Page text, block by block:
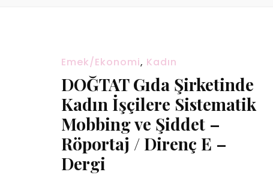
Emek/Ekonomi, Kadın
DOĞTAT Gıda Şirketinde
Kadın İşçilere Sistematik
Mobbing ve Şiddet –
Röportaj / Direnç E –
Dergi